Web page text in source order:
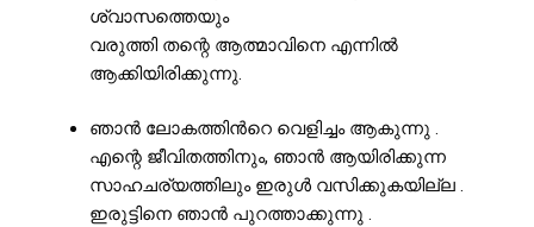
ശ്വാസത്തെയും
വരുത്തി തന്റെ ആത്മാവിനെ എന്നിൽ
ആക്കിയിരിക്കുന്നു.
ഞാൻ ലോകത്തിൻറെ വെളിച്ചം ആകുന്നു .
എന്റെ ജീവിതത്തിനും, ഞാൻ ആയിരിക്കുന്ന
സാഹചര്യത്തിലും ഇരുൾ വസിക്കുകയില്ല .
ഇരുട്ടിനെ ഞാൻ പുറത്താക്കുന്നു .